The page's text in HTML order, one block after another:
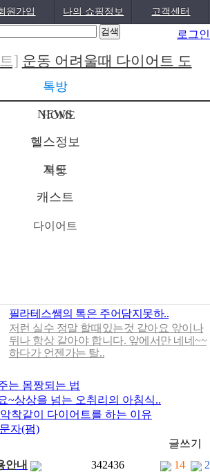
원가입 나의 쇼핑정보 고객센터
로그인
] 운동 어려울때 다이어트 도
[05-19]컬럼비아, 자연 분해되는
[04-22]ITZY 류진, 동해안 산불 피
[04-12]
/칼럼] GS25, 워너브라더스와
봄에 심해지는 알레르기 비염 예
/칼럼] 오뚜기, 브랜드 경험
..
/칼럼]
폭..
19]
톡방
NEWS
헬스정보
지도
캐스트
HOME
톡방
다이어트
필라테스쌤의 톡은 주어담지못하..
저런 실수 정말 할때있는것 같아요 앞이나
뒤나 항상 같아야 합니다. 앞에서만 네네~~
하다가 언젠가는 탈..
는 몸짱되는 법
~상상을 넘는 오취리의 아침식..
착같이 다이어트를 하는 이유
자(펌)
글쓰기
안내
342436 14
2